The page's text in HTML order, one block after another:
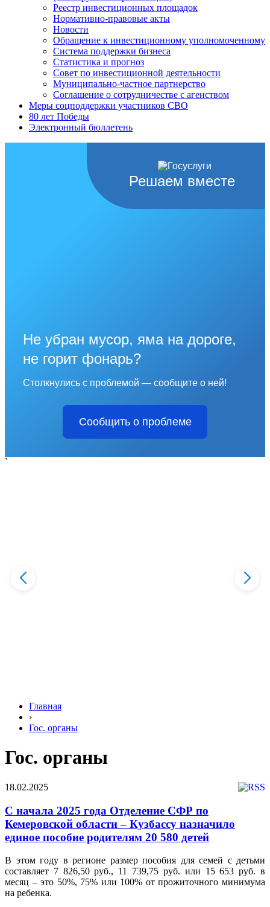
Реестр инвестиционных площадок
Нормативно-правовые акты
Новости
Обращение к инвестиционному уполномоченному
Система поддержки бизнеса
Статистика и прогноз
Совет по инвестиционной деятельности
Муниципально-частное партнерство
Соглашение о сотрудничестве с агенством
Меры соцподдержки участников СВО
80 лет Победы
Электронный бюллетень
Решаем вместе
Не убран мусор, яма на дороге,
не горит фонарь?
Столкнулись с проблемой — сообщите о ней!
Сообщить о проблеме
`
Главная
›
Гос. органы
Гос. органы
18.02.2025
С начала 2025 года Отделение СФР по
Кемеровской области – Кузбассу назначило
единое пособие родителям 20 580 детей
В этом году в регионе размер пособия для семей с детьми
составляет 7 826,50 руб., 11 739,75 руб. или 15 653 руб. в
месяц – это 50%, 75% или 100% от прожиточного минимума
на ребенка.